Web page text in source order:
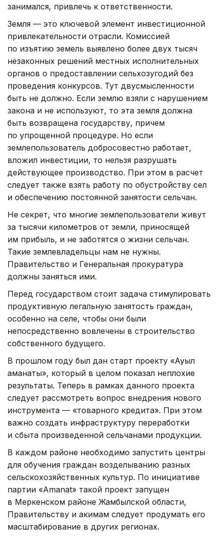
занимался, привлечь к ответственности.
Земля — это ключевой элемент инвестиционной
привлекательности отрасли. Комиссией
по изъятию земель выявлено более двух тысяч
незаконных решений местных исполнительных
органов о предоставлении сельхозугодий без
проведения конкурсов. Тут двусмысленности
быть не должно. Если землю взяли с нарушением
закона и не используют, то эта земля должна
быть возвращена государству, причем
по упрощенной процедуре. Но если
землепользователь добросовестно работает,
вложил инвестиции, то нельзя разрушать
действующее производство. При этом в расчет
следует также взять работу по обустройству сел
и обеспечению постоянной занятости сельчан.
Не секрет, что многие землепользователи живут
за тысячи километров от земли, приносящей
им прибыль, и не заботятся о жизни сельчан.
Такие землевладельцы нам не нужны.
Правительство и Генеральная прокуратура
должны заняться ими.
Перед государством стоит задача стимулировать
продуктивную легальную занятость граждан,
особенно на селе, чтобы они были
непосредственно вовлечены в строительство
собственного будущего.
В прошлом году был дан старт проекту «Ауыл
аманаты», который в целом показал неплохие
результаты. Теперь в рамках данного проекта
следует рассмотреть вопрос внедрения нового
инструмента — «товарного кредита». При этом
важно создать инфраструктуру переработки
и сбыта произведенной сельчанами продукции.
В каждом районе необходимо запустить центры
для обучения граждан возделыванию разных
сельскохозяйственных культур. По инициативе
партии «Amanat» такой проект запущен
в Меркенском районе Жамбылской области,
Правительству и акимам следует продумать его
масштабирование в других регионах.